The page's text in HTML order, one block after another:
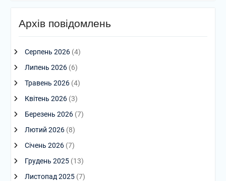
Архів повідомлень
Серпень 2026(4)
Липень 2026(6)
Травень 2026(4)
Квітень 2026(3)
Березень 2026(7)
Лютий 2026(8)
Січень 2026(7)
Грудень 2025(13)
Листопад 2025(7)